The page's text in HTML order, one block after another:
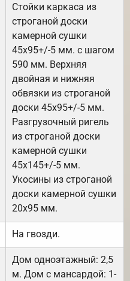
Стойки каркаса из
строганой доски
камерной сушки
45х95+/-5 мм. с шагом
590 мм. Верхняя
двойная и нижняя
обвязки из строганой
доски 45х95+/-5 мм.
Разгрузочный ригель
из строганой доски
камерной сушки
45х145+/-5 мм.
Укосины из строганой
доски камерной сушки
20х95 мм.
На гвозди.
Дом одноэтажный: 2,5
м. Дом с мансардой: 1-